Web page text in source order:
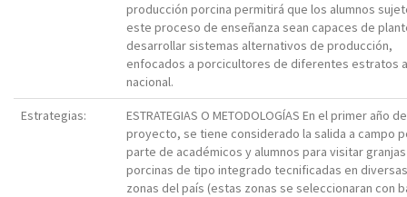
producción porcina permitirá que los alumnos
este proceso de enseñanza sean capaces de
desarrollar sistemas alternativos de producción,
enfocados a porcicultores de diferentes estratos
nacional.
Estrategias:
ESTRATEGIAS O METODOLOGÍAS En el primer año
proyecto, se tiene considerado la salida a campo
parte de académicos y alumnos para visitar granjas
porcinas de tipo integrado tecnificadas en diversas
zonas del país (estas zonas se seleccionaran con